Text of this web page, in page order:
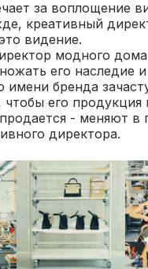
за воплощение
креативный
видение.
модного
его наследие
имени бренда
чтобы его продукция
- меняют в
директора.